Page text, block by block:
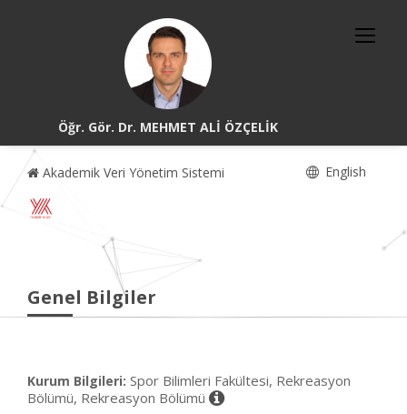
Öğr. Gör. Dr. MEHMET ALİ ÖZÇELİK
Akademik Veri Yönetim Sistemi English
Genel Bilgiler
Kurum Bilgileri: Spor Bilimleri Fakültesi, Rekreasyon
Bölümü, Rekreasyon Bölümü